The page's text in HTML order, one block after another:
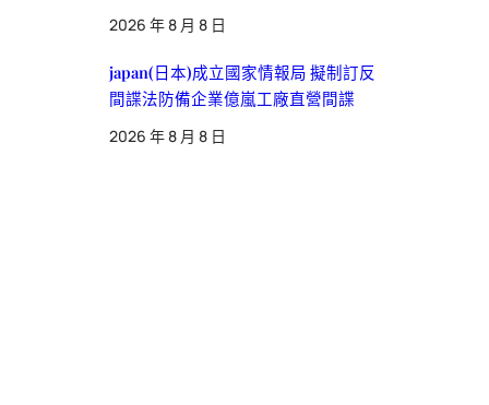
2026 年 8 月 8 日
japan(日本)成立國家情報局 擬制訂反
間諜法防備企業億嵐工廠直營間諜
2026 年 8 月 8 日